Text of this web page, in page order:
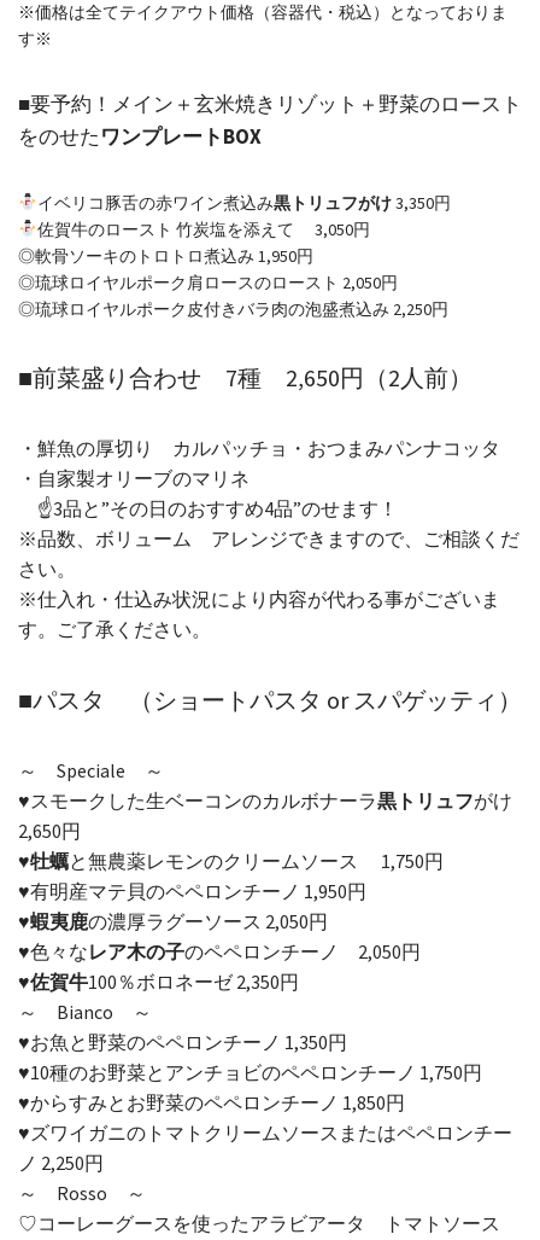
※価格は全てテイクアウト価格（容器代・税込）となっておりま
す※
■要予約！メイン＋玄米焼きリゾット＋野菜のロースト
をのせたワンプレートBOX
イベリコ豚舌の赤ワイン煮込み黒トリュフがけ3,350円
佐賀牛のロースト 竹炭塩を添えて 3,050円
◎軟骨ソーキのトロトロ煮込み 1,950円
◎琉球ロイヤルポーク肩ロースのロースト 2,050円
◎琉球ロイヤルポーク皮付きバラ肉の泡盛煮込み 2,250円
■前菜盛り合わせ 7種 2,650円（2人前）
・鮮魚の厚切り カルパッチョ・おつまみパンナコッタ
・自家製オリーブのマリネ
☝3品と”その日のおすすめ4品”のせます！
※品数、ボリューム アレンジできますので、ご相談くだ
さい。
※仕入れ・仕込み状況により内容が代わる事がございま
す。ご了承ください。
■パスタ （ショートパスタ or スパゲッティ）
～ Speciale ～
♥スモークした生ベーコンのカルボナーラ黒トリュフがけ
2,650円
♥牡蠣と無農薬レモンのクリームソース 1,750円
♥有明産マテ貝のペペロンチーノ 1,950円
♥蝦夷鹿の濃厚ラグーソース 2,050円
♥色々なレア木の子のペペロンチーノ 2,050円
♥佐賀牛100％ボロネーゼ 2,350円
～ Bianco ～
♥お魚と野菜のペペロンチーノ 1,350円
♥10種のお野菜とアンチョビのペペロンチーノ 1,750円
♥からすみとお野菜のペペロンチーノ 1,850円
♥ズワイガニのトマトクリームソースまたはペペロンチー
ノ 2,250円
～ Rosso ～
♡コーレーグースを使ったアラビアータ トマトソース